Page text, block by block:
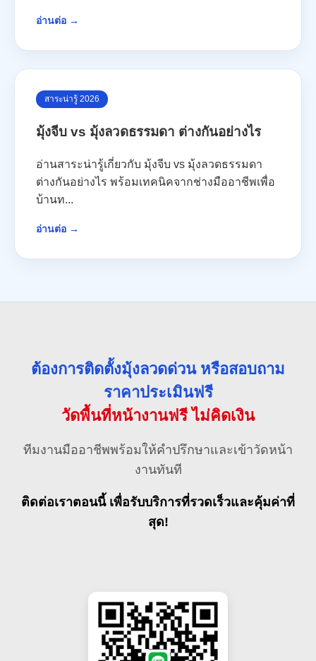
อ่านต่อ →
สาระน่ารู้ 2026
มุ้งจีบ vs มุ้งลวดธรรมดา ต่างกันอย่างไร
อ่านสาระน่ารู้เกี่ยวกับ มุ้งจีบ vs มุ้งลวดธรรมดา
ต่างกันอย่างไร พร้อมเทคนิคจากช่างมืออาชีพเพื่อ
บ้านท...
อ่านต่อ →
ต้องการติดตั้งมุ้งลวดด่วน หรือสอบถาม
ราคาประเมินฟรี
วัดพื้นที่หน้างานฟรี ไม่คิดเงิน
ทีมงานมืออาชีพพร้อมให้คำปรึกษาและเข้าวัดหน้า
งานทันที
ติดต่อเราตอนนี้ เพื่อรับบริการที่รวดเร็วและคุ้มค่าที่
สุด!